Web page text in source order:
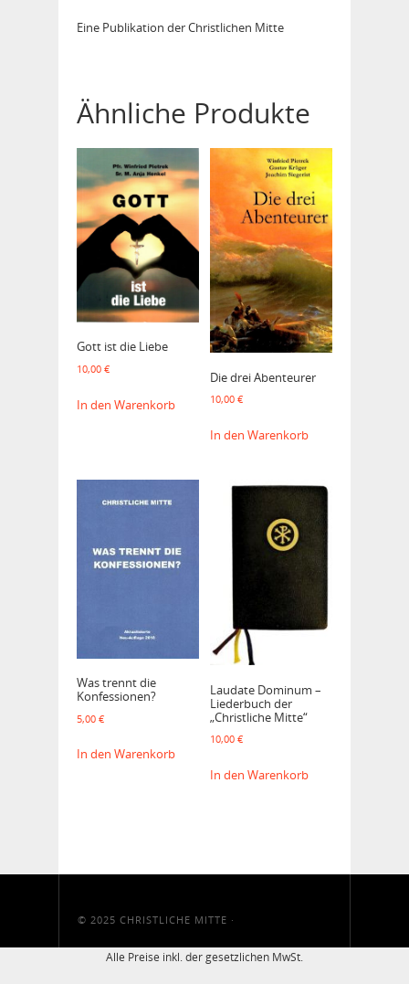
Eine Publikation der Christlichen Mitte
Ähnliche Produkte
Gott ist die Liebe
10,00 €
In den Warenkorb
Die drei Abenteurer
10,00 €
In den Warenkorb
Was trennt die
Konfessionen?
5,00 €
In den Warenkorb
Laudate Dominum –
Liederbuch der
„Christliche Mitte“
10,00 €
In den Warenkorb
© 2025 CHRISTLICHE MITTE ·
Alle Preise inkl. der gesetzlichen MwSt.